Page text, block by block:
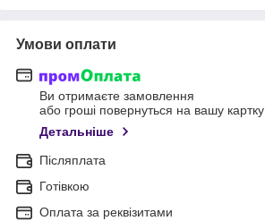
Умови оплати
Ви отримаєте замовлення
або гроші повернуться на вашу картку
Детальніше
Післяплата
Готівкою
Оплата за реквізитами